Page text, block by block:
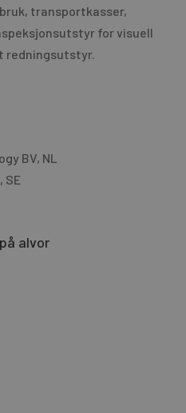
transport­kasser,
for visuell
redningsutstyr.
BV, NL
SE
alvor